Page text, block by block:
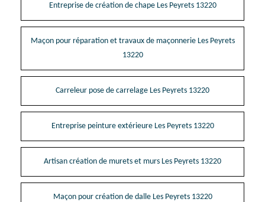
Entreprise de création de chape Les Peyrets 13220
Maçon pour réparation et travaux de maçonnerie Les Peyrets
13220
Carreleur pose de carrelage Les Peyrets 13220
Entreprise peinture extérieure Les Peyrets 13220
Artisan création de murets et murs Les Peyrets 13220
Maçon pour création de dalle Les Peyrets 13220